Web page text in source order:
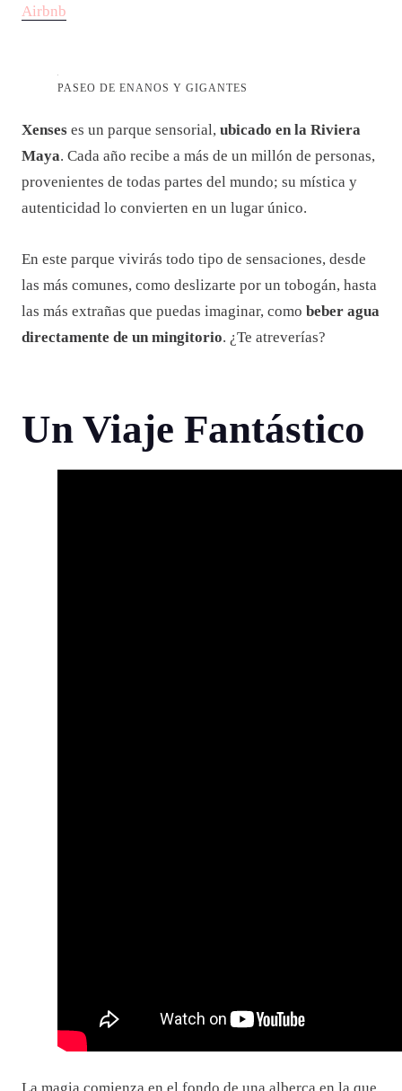
Airbnb
PASEO DE ENANOS Y GIGANTES
Xenses es un parque sensorial, ubicado en la Riviera
Maya. Cada año recibe a más de un millón de personas,
provenientes de todas partes del mundo; su mística y
autenticidad lo convierten en un lugar único.
En este parque vivirás todo tipo de sensaciones, desde
las más comunes, como deslizarte por un tobogán, hasta
las más extrañas que puedas imaginar, como beber agua
directamente de un mingitorio. ¿Te atreverías?
Un Viaje Fantástico